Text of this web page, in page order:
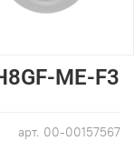
арт. 00-00157567
ME-F3